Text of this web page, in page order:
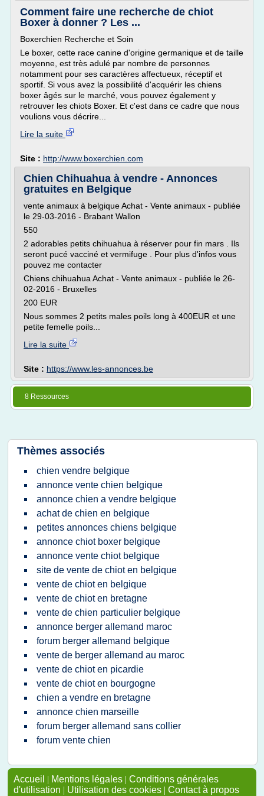
Comment faire une recherche de chiot
Boxer à donner ? Les ...
Boxerchien Recherche et Soin
Le boxer, cette race canine d'origine germanique et de taille
moyenne, est très adulé par nombre de personnes
notamment pour ses caractères affectueux, réceptif et
sportif. Si vous avez la possibilité d'acquérir les chiens
boxer âgés sur le marché, vous pouvez également y
retrouver les chiots Boxer. Et c'est dans ce cadre que nous
voulions vous décrire...
Lire la suite
Site : http://www.boxerchien.com
Chien Chihuahua à vendre - Annonces
gratuites en Belgique
vente animaux à belgique Achat - Vente animaux - publiée
le 29-03-2016 - Brabant Wallon
550
2 adorables petits chihuahua à réserver pour fin mars . Ils
seront pucé vacciné et vermifuge . Pour plus d'infos vous
pouvez me contacter
Chiens chihuahua Achat - Vente animaux - publiée le 26-
02-2016 - Bruxelles
200 EUR
Nous sommes 2 petits males poils long à 400EUR et une
petite femelle poils...
Lire la suite
Site : https://www.les-annonces.be
8 Ressources
Thèmes associés
chien vendre belgique
annonce vente chien belgique
annonce chien a vendre belgique
achat de chien en belgique
petites annonces chiens belgique
annonce chiot boxer belgique
annonce vente chiot belgique
site de vente de chiot en belgique
vente de chiot en belgique
vente de chiot en bretagne
vente de chien particulier belgique
annonce berger allemand maroc
forum berger allemand belgique
vente de berger allemand au maroc
vente de chiot en picardie
vente de chiot en bourgogne
chien a vendre en bretagne
annonce chien marseille
forum berger allemand sans collier
forum vente chien
Accueil | Mentions légales | Conditions générales
d'utilisation | Utilisation des cookies | Contact à propos